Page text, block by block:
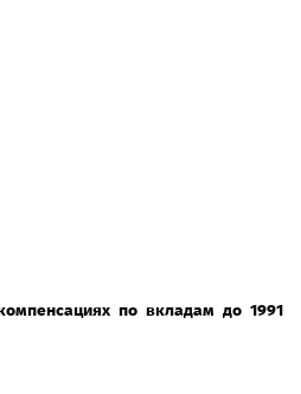
по вкладам до 1991